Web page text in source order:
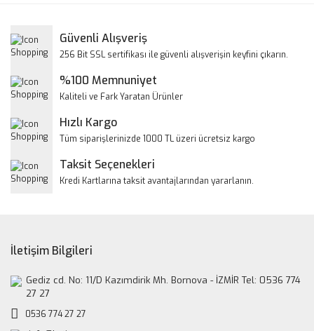
Yorum Yaz
Ürün resmi kalitesiz, bozuk veya görüntülenemiyor.
Ürün bilgilerinde hatalar bulunuyor.
Bu ürüne benzer farklı alternatifler olmalı.
Güvenli Alışveriş
256 Bit SSL sertifikası ile güvenli alışverişin keyfini çıkarın.
%100 Memnuniyet
Kaliteli ve Fark Yaratan Ürünler
Hızlı Kargo
Tüm siparişlerinizde 1000 TL üzeri ücretsiz kargo
Taksit Seçenekleri
Kredi Kartlarına taksit avantajlarından yararlanın.
İletişim Bilgileri
Gediz cd. No: 11/D Kazımdirik Mh. Bornova - İZMİR Tel: 0536 774
27 27
0536 774 27 27